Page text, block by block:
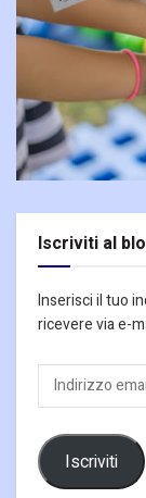
Iscriviti al
Inserisci il tuo
ricevere via e-
Indirizzo
email
Iscriviti